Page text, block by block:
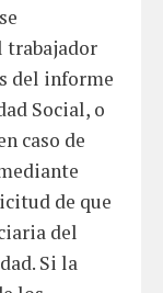
trabajador
del informe
Social, o
caso de
de que
del
Si la